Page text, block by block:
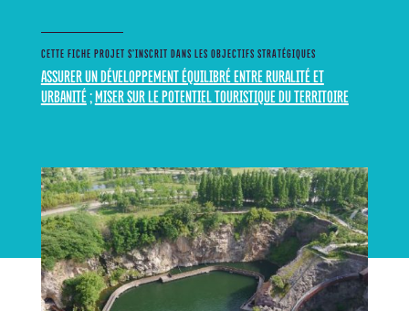
CETTE FICHE PROJET S’INSCRIT DANS LES OBJECTIFS STRATÉGIQUES
ASSURER UN DÉVELOPPEMENT ÉQUILIBRÉ ENTRE RURALITÉ ET
URBANITÉ;MISER SUR LE POTENTIEL TOURISTIQUE DU TERRITOIRE